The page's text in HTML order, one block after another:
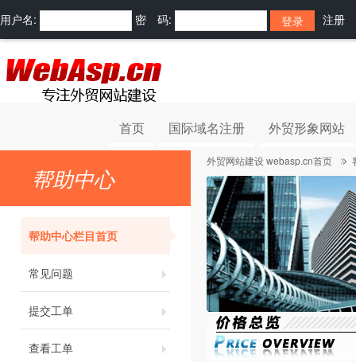
用户名: 密 码: 注册
首页 国际域名注册 外贸形象网站
帮助中心
帮助中心栏目首页
常见问题
提交工单
查看工单
外贸网站建设 webasp.cn首页